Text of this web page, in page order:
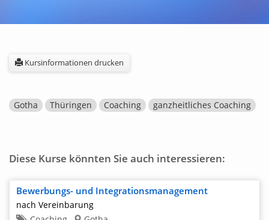
Kursinformationen drucken
Gotha Thüringen Coaching ganzheitliches Coaching
Diese Kurse könnten Sie auch interessieren:
Bewerbungs- und Integrationsmanagement
nach Vereinbarung